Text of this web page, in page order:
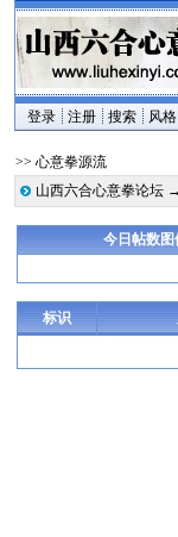
登录 注册 搜索 风格
>> 心意拳源流
山西六合心意拳论坛
今日帖数图
标识